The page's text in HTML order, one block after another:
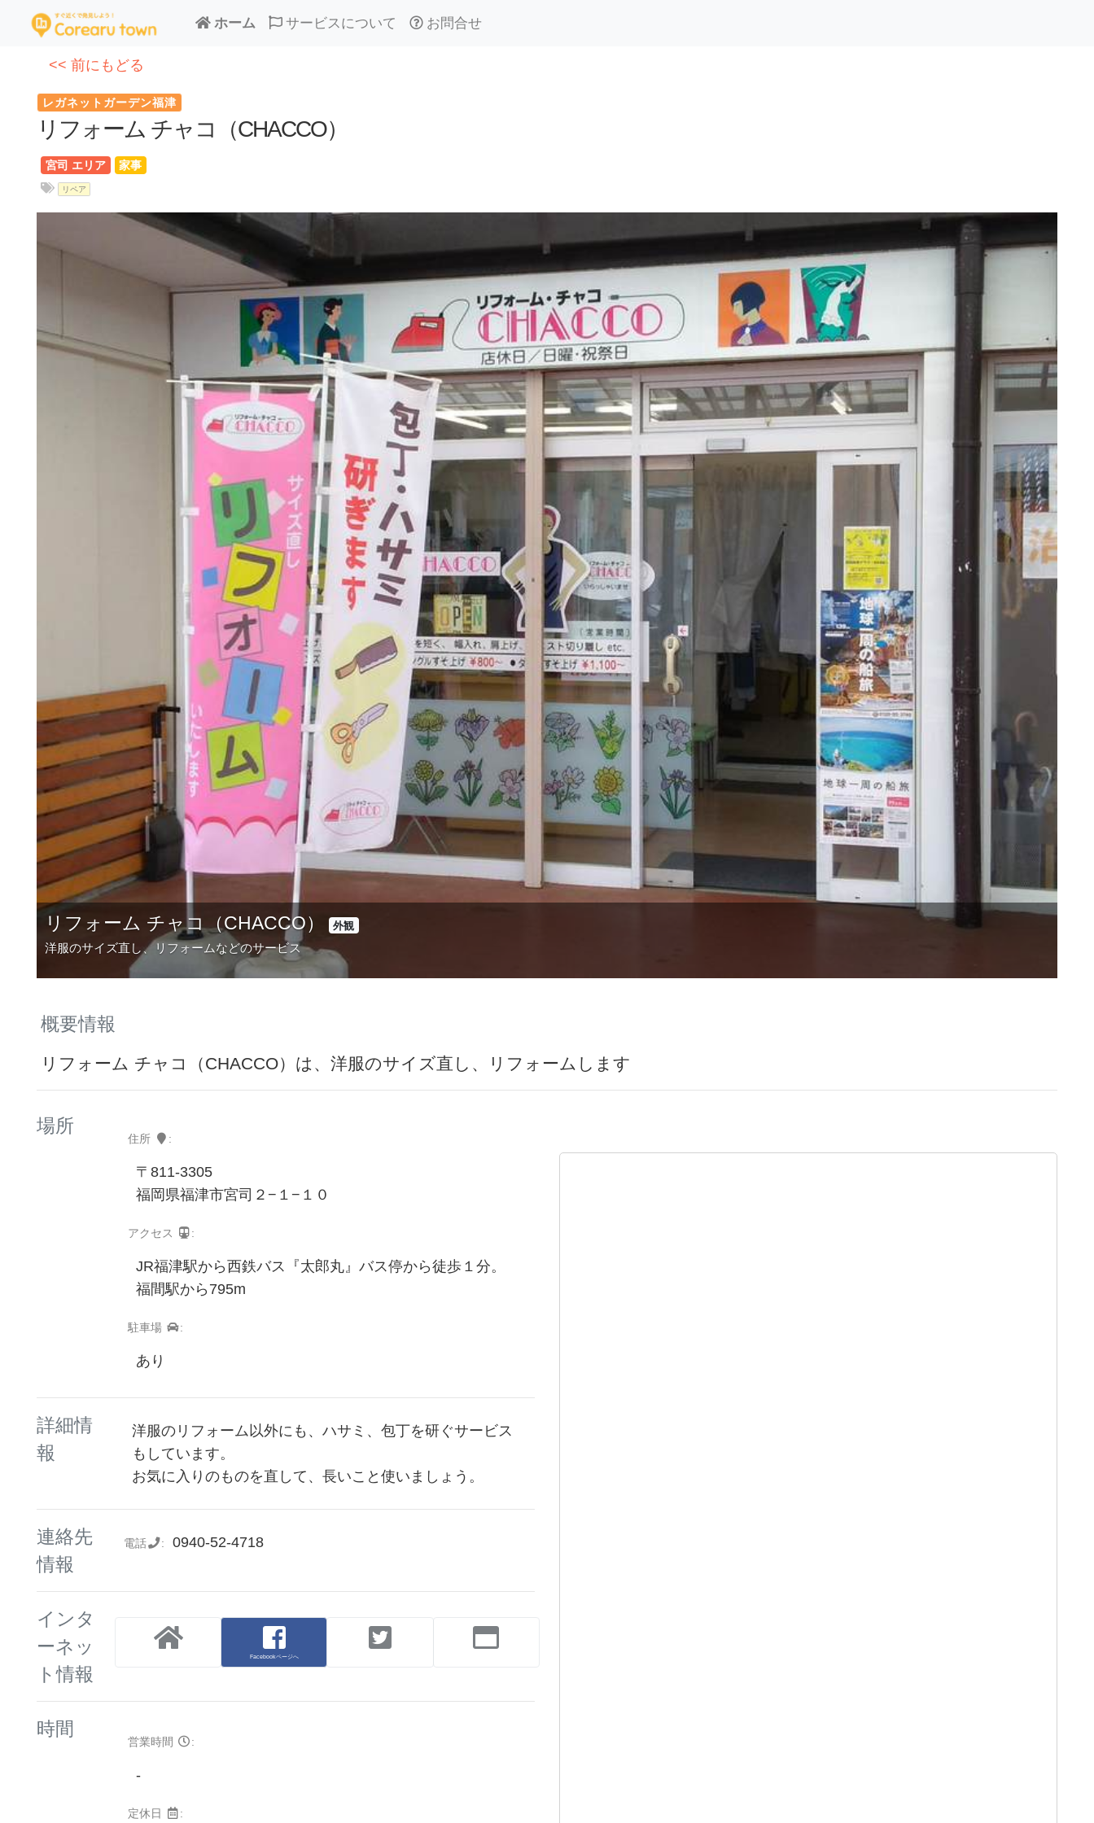
ホーム サービスについて お問合せ
<< 前にもどる
レガネットガーデン福津
リフォーム チャコ（CHACCO）
宮司 エリア 家事
リペア
リフォーム チャコ（CHACCO） 外観
洋服のサイズ直し、リフォームなどのサービス
概要情報
リフォーム チャコ（CHACCO）は、洋服のサイズ直し、リフォームします
場所
住所 :
〒811-3305
福岡県福津市宮司２−１−１０
アクセス :
JR福津駅から西鉄バス『太郎丸』バス停から徒歩１分。
福間駅から795m
駐車場 :
あり
詳細情
報
洋服のリフォーム以外にも、ハサミ、包丁を研ぐサービス
もしています。
お気に入りのものを直して、長いこと使いましょう。
連絡先
情報
電話 : 0940-52-4718
インタ
ーネッ
ト情報
Facebookページへ
時間
営業時間 :
-
定休日 :